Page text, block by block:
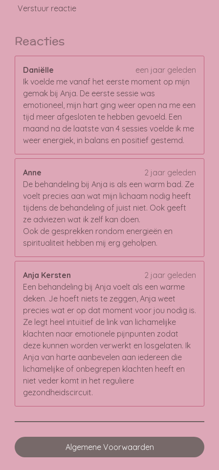
Verstuur reactie
Reacties
Daniëlle
een jaar geleden
Ik voelde me vanaf het eerste moment op mijn
gemak bij Anja. De eerste sessie was
emotioneel, mijn hart ging weer open na me een
tijd meer afgesloten te hebben gevoeld. Een
maand na de laatste van 4 sessies voelde ik me
weer energiek, in balans en positief gestemd.
Anne
2 jaar geleden
De behandeling bij Anja is als een warm bad. Ze
voelt precies aan wat mijn lichaam nodig heeft
tijdens de behandeling of juist niet. Ook geeft
ze adviezen wat ik zelf kan doen.
Ook de gesprekken rondom energieën en
spiritualiteit hebben mij erg geholpen.
Anja Kersten
2 jaar geleden
Een behandeling bij Anja voelt als een warme
deken. Je hoeft niets te zeggen, Anja weet
precies wat er op dat moment voor jou nodig is.
Ze legt heel intuïtief de link van lichamelijke
klachten naar emotionele pijnpunten zodat
deze kunnen worden verwerkt en losgelaten. Ik
Anja van harte aanbevelen aan iedereen die
lichamelijke of onbegrepen klachten heeft en
niet veder komt in het reguliere
gezondheidscircuit.
Algemene Voorwaarden